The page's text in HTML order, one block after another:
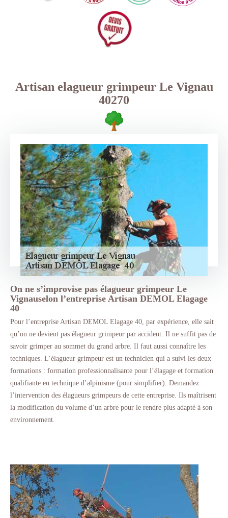
Artisan elagueur grimpeur Le Vignau
40270
On ne s’improvise pas élagueur grimpeur Le
Vignauselon l’entreprise Artisan DEMOL Elagage
40
Pour l’entreprise Artisan DEMOL Elagage 40, par expérience, elle sait
qu’on ne devient pas élagueur grimpeur par accident. Il ne suffit pas de
savoir grimper au sommet du grand arbre. Il faut aussi connaître les
techniques. L’élagueur grimpeur est un technicien qui a suivi les deux
formations : formation professionnalisante pour l’élagage et formation
qualifiante en technique d’alpinisme (pour simplifier). Demandez
l’intervention des élagueurs grimpeurs de cette entreprise. Ils maîtrisent
la modification du volume d’un arbre pour le rendre plus adapté à son
environnement.